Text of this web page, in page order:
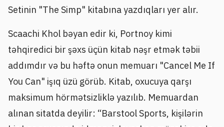
Setinin "The Simp" kitabına yazdıqları yer alır.
Scaachi Khol bəyan edir ki, Portnoy kimi
təhqiredici bir şəxs üçün kitab nəşr etmək təbii
addımdır və bu həftə onun memuarı "Cancel Me If
You Can" işıq üzü görüb. Kitab, oxucuya qarşı
maksimum hörmətsizliklə yazılıb. Memuardan
alınan sitatda deyilir: “Barstool Sports, kişilərin